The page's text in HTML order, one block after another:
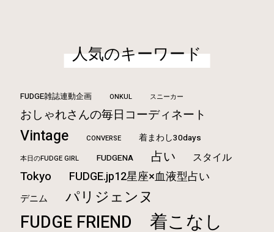
人気のキーワード
FUDGE雑誌連動企画 ONKUL スニーカー
おしゃれさんの毎日コーディネート
Vintage CONVERSE 着まわし30days
本日のFUDGE GIRL FUDGENA 占い スタイル
Tokyo FUDGE.jp12星座×血液型占い
デニム パリジェンヌ
FUDGE FRIEND 着こなし